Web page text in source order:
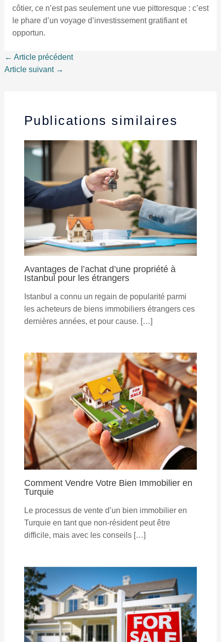
côtier, ce n’est pas seulement une vue pittoresque : c’est
le phare d’un voyage d’investissement gratifiant et
opportun.
← Article précédent
Article suivant →
Publications similaires
Avantages de l’achat d’une propriété à
Istanbul pour les étrangers
Istanbul a connu un regain de popularité parmi
les acheteurs de biens immobiliers étrangers ces
dernières années, et pour cause. […]
Comment Vendre Votre Bien Immobilier en
Turquie
Le processus de vente d’un bien immobilier en
Turquie en tant que non-résident peut être
difficile, mais avec les conseils […]